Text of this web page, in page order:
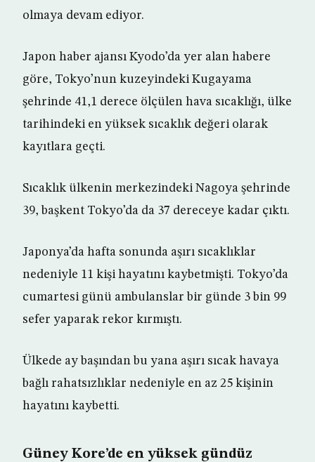
olmaya devam ediyor.
Japon haber ajansı Kyodo’da yer alan habere
göre, Tokyo’nun kuzeyindeki Kugayama
şehrinde 41,1 derece ölçülen hava sıcaklığı, ülke
tarihindeki en yüksek sıcaklık değeri olarak
kayıtlara geçti.
Sıcaklık ülkenin merkezindeki Nagoya şehrinde
39, başkent Tokyo’da da 37 dereceye kadar çıktı.
Japonya’da hafta sonunda aşırı sıcaklıklar
nedeniyle 11 kişi hayatını kaybetmişti. Tokyo’da
cumartesi günü ambulanslar bir günde 3 bin 99
sefer yaparak rekor kırmıştı.
Ülkede ay başından bu yana aşırı sıcak havaya
bağlı rahatsızlıklar nedeniyle en az 25 kişinin
hayatını kaybetti.
Güney Kore’de en yüksek gündüz